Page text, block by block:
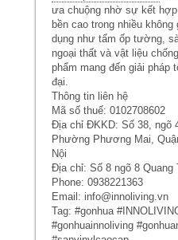
ưa chuộng nhờ sự kết
bền cao trong nhiều
dụng như tấm ốp tường,
ngoại thất và vật liệu
phẩm mang đến giải pháp
đại.
Thông tin liên hệ
Mã số thuế: 0102708602
Địa chỉ ĐKKD: Số 38, ngõ
Phường Phương Mai,
Nội
Địa chỉ: Số 8 ngõ 8 Quang
Phone: 0938221363
Email: info@innoliving.vn
Tag: #gonhua
#gonhuainnoliving